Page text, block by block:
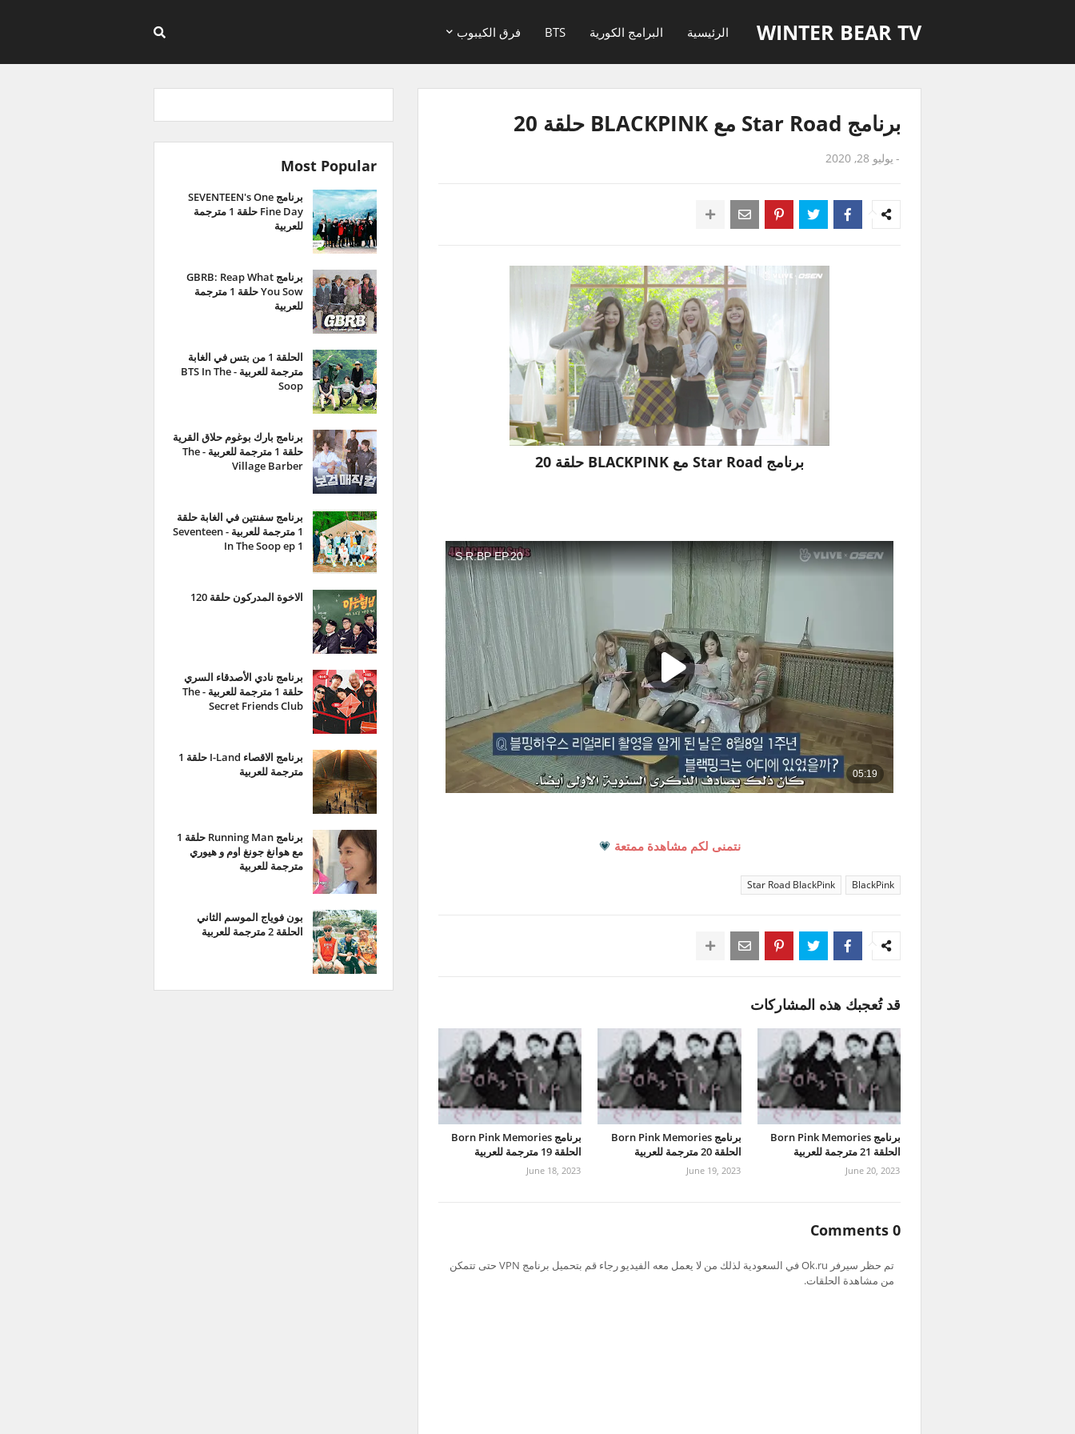
WINTER BEAR TV الرئيسية البرامج الكورية BTS فرق الكيبوب
برنامج Star Road مع BLACKPINK حلقة 20
- يوليو 28, 2020
برنامج Star Road مع BLACKPINK حلقة 20
نتمنى لكم مشاهدة ممتعة 💗
BlackPink
Star Road BlackPink
قد تُعجبك هذه المشاركات
برنامج Born Pink Memories
الحلقة 21 مترجمة للعربية
June 20, 2023
برنامج Born Pink Memories
الحلقة 20 مترجمة للعربية
June 19, 2023
برنامج Born Pink Memories
الحلقة 19 مترجمة للعربية
June 18, 2023
0 Comments
تم حظر سيرفر Ok.ru في السعودية لذلك من لا يعمل معه الفيديو رجاء قم بتحميل برنامج VPN حتى تتمكن
من مشاهدة الحلقات.
Most Popular
برنامج SEVENTEEN's One
Fine Day حلقة 1 مترجمة
للعربية
برنامج GBRB: Reap What
You Sow حلقة 1 مترجمة
للعربية
الحلقة 1 من بتس في الغابة
مترجمة للعربية - BTS In The
Soop
برنامج بارك بوغوم حلاق القرية
حلقة 1 مترجمة للعربية - The
Village Barber
برنامج سفنتين في الغابة حلقة
1 مترجمة للعربية - Seventeen
In The Soop ep 1
الاخوة المدركون حلقة 120
برنامج نادي الأصدقاء السري
حلقة 1 مترجمة للعربية - The
Secret Friends Club
برنامج الاقصاء I-Land حلقة 1
مترجمة للعربية
برنامج Running Man حلقة 1
مع هوانغ جونغ اوم و هيوري
مترجمة للعربية
بون فوياج الموسم الثاني
الحلقة 2 مترجمة للعربية